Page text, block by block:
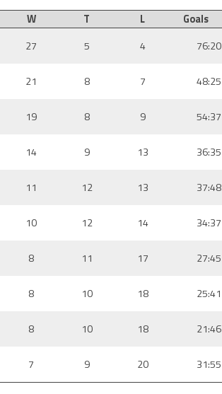
W T L Goals
27 5 4 76:20
21 8 7 48:25
19 8 9 54:37
14 9 13 36:35
11 12 13 37:48
10 12 14 34:37
8 11 17 27:45
8 10 18 25:41
8 10 18 21:46
7 9 20 31:55